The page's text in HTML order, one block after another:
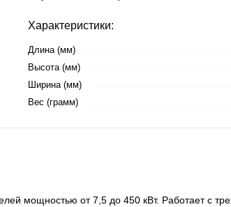
Характеристики:
Длина (мм)
Высота (мм)
Ширина (мм)
Вес (грамм)
мощностью от 7,5 до 450 кВт. Работает с